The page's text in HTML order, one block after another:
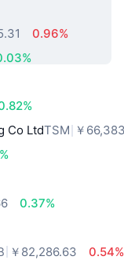
0.96%
Co LtdTSM ￥
0.37%
￥82,286.63
0.54%